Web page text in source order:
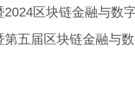
区块链金融与数
五届区块链金融与